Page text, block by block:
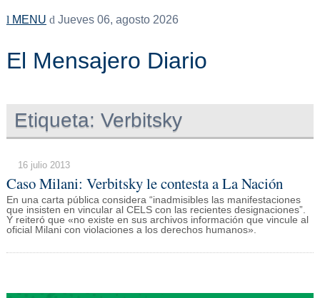
MENU Jueves 06, agosto 2026
El Mensajero Diario
Etiqueta: Verbitsky
16 julio 2013
Caso Milani: Verbitsky le contesta a La Nación
En una carta pública considera “inadmisibles las manifestaciones
que insisten en vincular al CELS con las recientes designaciones”.
Y reiteró que «no existe en sus archivos información que vincule al
oficial Milani con violaciones a los derechos humanos».